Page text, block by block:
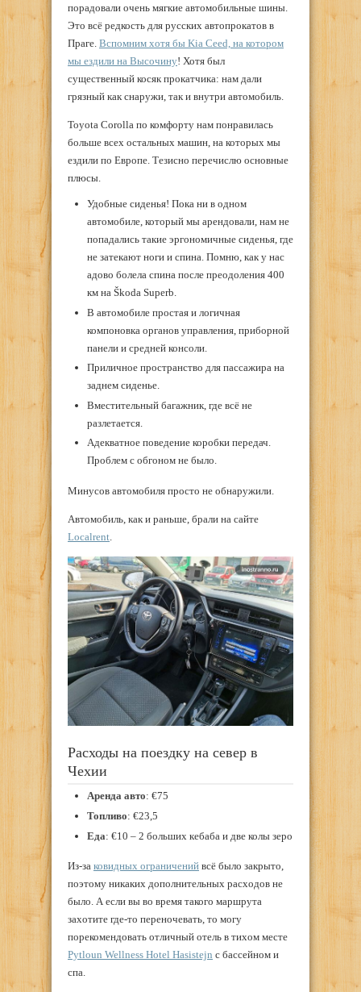
порадовали очень мягкие автомобильные шины.
Это всё редкость для русских автопрокатов в
Праге. Вспомним хотя бы Kia Ceed, на котором
мы ездили на Высочину! Хотя был
существенный косяк прокатчика: нам дали
грязный как снаружи, так и внутри автомобиль.
Toyota Corolla по комфорту нам понравилась
больше всех остальных машин, на которых мы
ездили по Европе. Тезисно перечислю основные
плюсы.
Удобные сиденья! Пока ни в одном
автомобиле, который мы арендовали, нам не
попадались такие эргономичные сиденья, где
не затекают ноги и спина. Помню, как у нас
адово болела спина после преодоления 400
км на Škoda Superb.
В автомобиле простая и логичная
компоновка органов управления, приборной
панели и средней консоли.
Приличное пространство для пассажира на
заднем сиденье.
Вместительный багажник, где всё не
разлетается.
Адекватное поведение коробки передач.
Проблем с обгоном не было.
Минусов автомобиля просто не обнаружили.
Автомобиль, как и раньше, брали на сайте
Localrent
Расходы на поездку на север в
Чехии
Аренда авто: €75
Топливо: €23,5
Еда: €10 – 2 больших кебаба и две колы зеро
Из-за ковидных ограничений всё было закрыто,
поэтому никаких дополнительных расходов не
было. А если вы во время такого маршрута
захотите где-то переночевать, то могу
порекомендовать отличный отель в тихом месте
Pytloun Wellness Hotel Hasistejn с бассейном и
спа.